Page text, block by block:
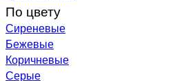
По цвету
Сиреневые
Бежевые
Коричневые
Серые